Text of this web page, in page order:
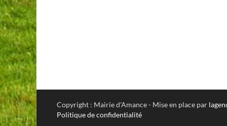
Copyright : Mairie d'Amance - Mise en place par
Politique de confidentialité